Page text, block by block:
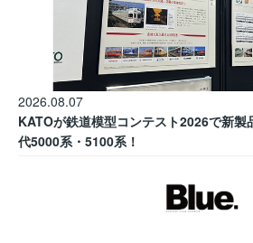
2026.08.07
KATOが鉄道模型コンテスト2026で新製
代5000系・5100系！